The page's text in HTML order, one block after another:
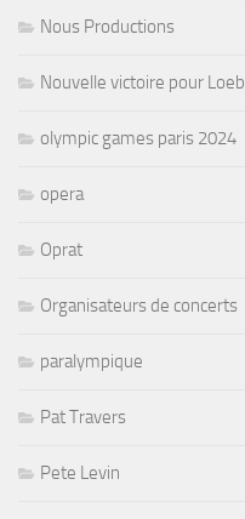
Nous Productions
Nouvelle victoire pour Loeb
olympic games paris 2024
opera
Oprat
Organisateurs de concerts
paralympique
Pat Travers
Pete Levin